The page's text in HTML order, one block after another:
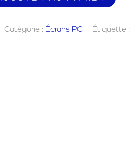
Catégorie : Écrans PC Étiquette :